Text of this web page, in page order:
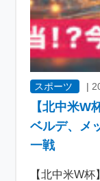
スポーツ |
【北中米W
ベルデ、メ
一戦
【北中米W